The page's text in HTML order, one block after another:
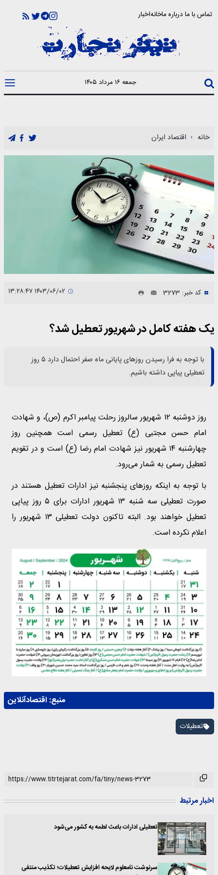
تماس با مادرباره ماخانهاخبار
جمعه ۱۶ مرداد ۱۴۰۵
خانه اقتصاد ایران
کد خبر: 3273
یک هفته کامل در شهریور تعطیل شد؟
با توجه به فرا رسیدن روز‌های پایانی ماه صفر احتمال دارد ۵ روز
تعطیلی پیاپی داشته باشیم.
روز دوشنبه ۱۲ شهریور سالروز رحلت پیامبر اکرم (ص)، و شهادت
امام حسن مجتبی (ع) تعطیل رسمی است همچنین روز
چهارشنبه ۱۴ شهریور نیز شهادت امام رضا (ع) است و در تقویم
تعطیل رسمی به شمار می‌رود.
با توجه به اینکه روز‌های پنجشنبه نیز ادارات تعطیل هستند در
صورت تعطیلی سه شنبه ۱۳ شهریور ادارات برای ۵ روز پیاپی
تعطیل خواهند بود. البته تاکنون دولت تعطیلی ۱۳ شهریور را
اعلام نکرده است.
منبع: اقتصادآنلاین
تعطیلات
اخبار مرتبط
تعطیلی ادارات باعث لطمه به‌ کشور می‌شود
سرنوشت نامعلوم لایحه افزایش تعطیلات؛ تکذیب منتفی